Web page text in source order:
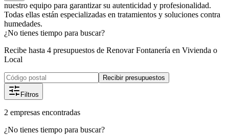
nuestro equipo para garantizar su autenticidad y profesionalidad.
Todas ellas están especializadas en tratamientos y soluciones contra
humedades.
¿No tienes tiempo para buscar?
Recibe hasta 4 presupuestos de Renovar Fontanería en Vivienda o
Local
Recibir presupuestos
Filtros
2 empresas encontradas
¿No tienes tiempo para buscar?